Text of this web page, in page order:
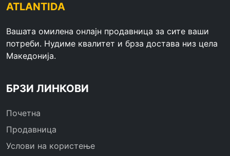
ATLANTIDA
Вашата омилена онлајн продавница за сите ваши
потреби. Нудиме квалитет и брза достава низ цела
Македонија.
БРЗИ ЛИНКОВИ
Почетна
Продавница
Услови на користење